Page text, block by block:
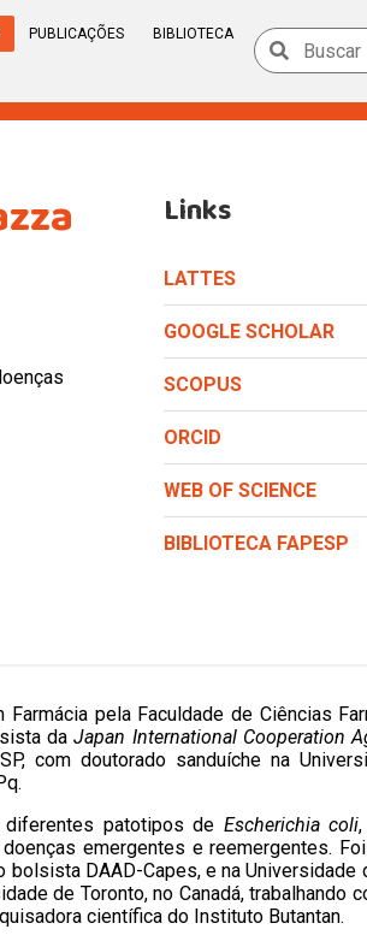
PUBLICAÇÕES BIBLIOTECA
Links
LATTES
GOOGLE SCHOLAR
SCOPUS
ORCID
WEB OF SCIENCE
BIBLIOTECA FAPESP
pela Faculdade de Ciências
daJapan International Cooperation
com doutorado sanduíche na
patotipos de Escherichia coli
emergentes e reemergentes.
DAAD-Capes, e na Universidade
de Toronto, no Canadá, trabalhando
científica do Instituto Butantan.